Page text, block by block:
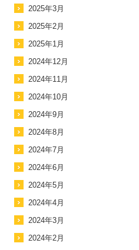
2025年3月
2025年2月
2025年1月
2024年12月
2024年11月
2024年10月
2024年9月
2024年8月
2024年7月
2024年6月
2024年5月
2024年4月
2024年3月
2024年2月